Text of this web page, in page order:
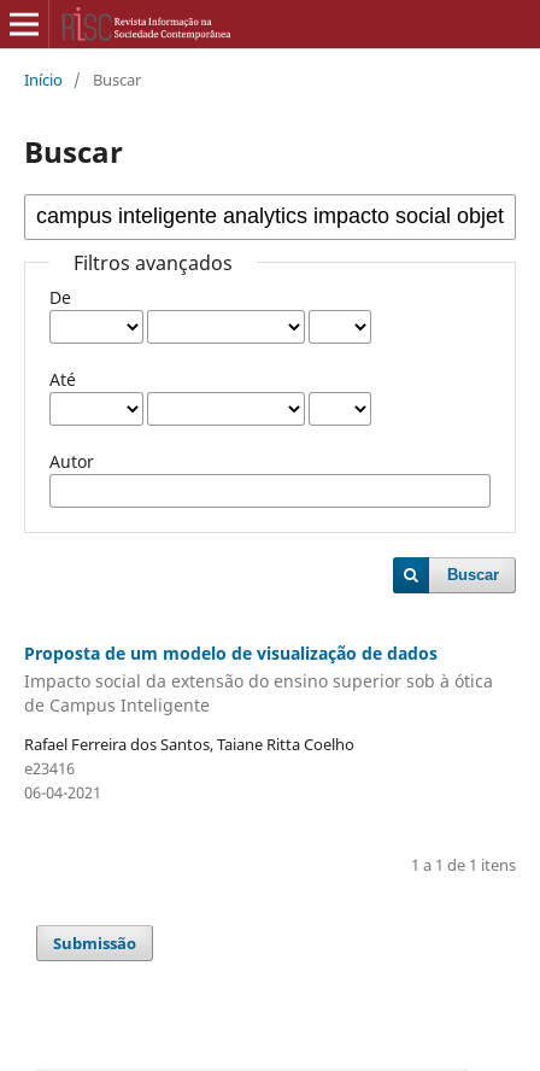
Início / Buscar
Buscar
Filtros avançados
De
Até
Autor
Buscar
Proposta de um modelo de visualização de dados
Impacto social da extensão do ensino superior sob à ótica
de Campus Inteligente
Rafael Ferreira dos Santos, Taiane Ritta Coelho
e23416
06-04-2021
1 a 1 de 1 itens
Submissão